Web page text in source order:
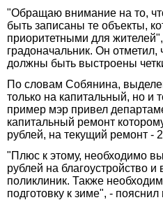
"Обращаю внимание на то,
быть записаны те объекты,
приоритетными для
градоначальник. Он отметил,
должны быть выстроены
По словам Собянина,
только на капитальный, но и
пример мэр привел
капитальный ремонт
рублей, на текущий ремонт -
"Плюс к этому, необходимо
рублей на благоустройство
поликлиник. Также
подготовку к зиме", - пояснил